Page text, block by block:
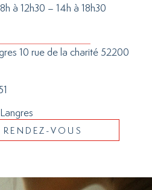
à 12h30 – 14h à 18h30
10 rue de la charité 52200
RENDEZ-VOUS